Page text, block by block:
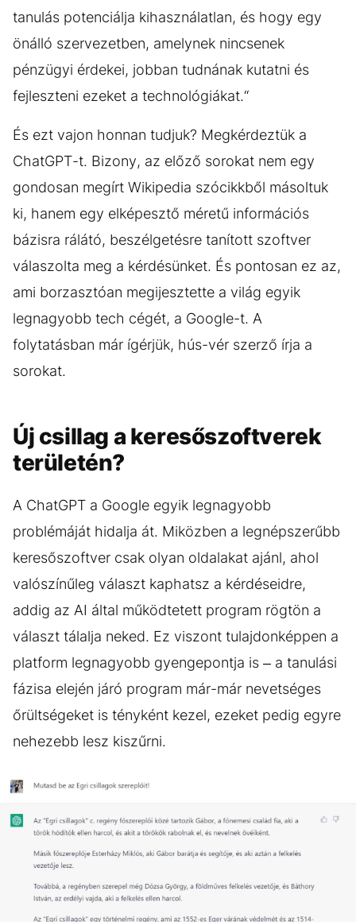
tanulás potenciálja kihasználatlan, és hogy egy
önálló szervezetben, amelynek nincsenek
pénzügyi érdekei, jobban tudnának kutatni és
fejleszteni ezeket a technológiákat.“
És ezt vajon honnan tudjuk? Megkérdeztük a
ChatGPT-t. Bizony, az előző sorokat nem egy
gondosan megírt Wikipedia szócikkből másoltuk
ki, hanem egy elképesztő méretű információs
bázisra rálátó, beszélgetésre tanított szoftver
válaszolta meg a kérdésünket. És pontosan ez az,
ami borzasztóan megijesztette a világ egyik
legnagyobb tech cégét, a Google-t. A
folytatásban már ígérjük, hús-vér szerző írja a
sorokat.
Új csillag a keresőszoftverek
területén?
A ChatGPT a Google egyik legnagyobb
problémáját hidalja át. Miközben a legnépszerűbb
keresőszoftver csak olyan oldalakat ajánl, ahol
valószínűleg választ kaphatsz a kérdéseidre,
addig az AI által működtetett program rögtön a
választ tálalja neked. Ez viszont tulajdonképpen a
platform legnagyobb gyengepontja is – a tanulási
fázisa elején járó program már-már nevetséges
őrültségeket is tényként kezel, ezeket pedig egyre
nehezebb lesz kiszűrni.